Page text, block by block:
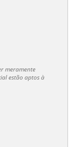
meramente
estão aptos à